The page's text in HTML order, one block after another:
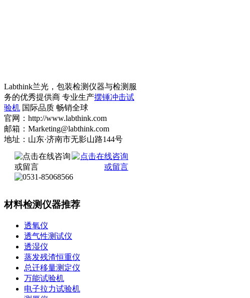
Labthink兰光，包装检测仪器与检测服
务的优秀提供商 专业生产摆锤冲击试
验机 国际品质 畅销全球
官网：http://www.labthink.com
邮箱：Marketing@labthink.com
地址：山东·济南市无影山路144号
材料检测仪器推荐
透氧仪
透气性测试仪
透湿仪
蒸发残渣恒重仪
总迁移量测定仪
万能试验机
电子拉力试验机